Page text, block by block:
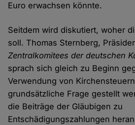
Euro erwachsen könnte.
Seitdem wird diskutiert, woher
soll. Thomas Sternberg,
Zentralkomitees der deutschen
sprach sich gleich zu Beginn
Verwendung von
grundsätzliche Frage gestellt
die Beiträge der Gläubigen zu
Entschädigungszahlungen